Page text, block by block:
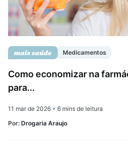
Medicamentos
Como economizar na
para...
11 mar de 2026 • 6 mins de leitura
Por: Drogaria Araujo